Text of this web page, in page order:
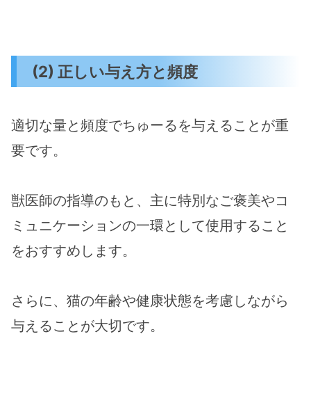
(2) 正しい与え方と頻度
適切な量と頻度でちゅーるを与えることが重
要です。
獣医師の指導のもと、主に特別なご褒美やコ
ミュニケーションの一環として使用すること
をおすすめします​。
さらに、猫の年齢や健康状態を考慮しながら
与えることが大切です​。